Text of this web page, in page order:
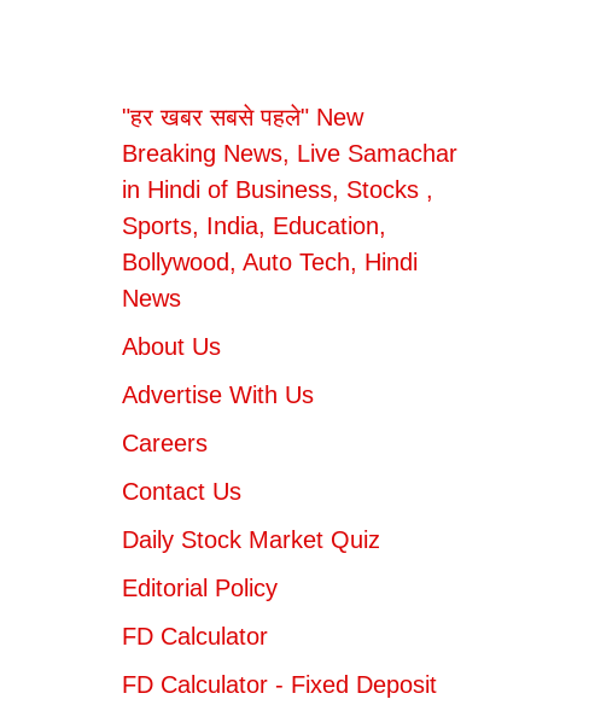
"हर खबर सबसे पहले" New
Breaking News, Live Samachar
in Hindi of Business, Stocks ,
Sports, India, Education,
Bollywood, Auto Tech, Hindi
News
About Us
Advertise With Us
Careers
Contact Us
Daily Stock Market Quiz
Editorial Policy
FD Calculator
FD Calculator - Fixed Deposit